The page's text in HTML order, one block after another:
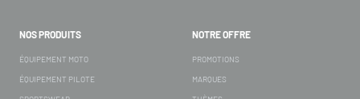
NOS PRODUITS
ÉQUIPEMENT MOTO
ÉQUIPEMENT PILOTE
NOTRE OFFRE
PROMOTIONS
MARQUES